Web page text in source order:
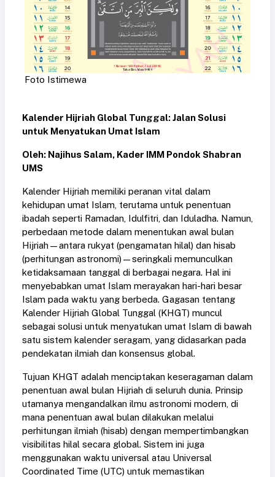
Foto Istimewa
Kalender Hijriah Global Tunggal: Jalan Solusi
untuk Menyatukan Umat Islam
Oleh: Najihus Salam, Kader IMM Pondok Shabran
UMS
Kalender Hijriah memiliki peranan vital dalam
kehidupan umat Islam, terutama untuk penentuan
ibadah seperti Ramadan, Idulfitri, dan Iduladha. Namun,
perbedaan metode dalam menentukan awal bulan
Hijriah—antara rukyat (pengamatan hilal) dan hisab
(perhitungan astronomi)—seringkali memunculkan
ketidaksamaan tanggal di berbagai negara. Hal ini
menyebabkan umat Islam merayakan hari-hari besar
Islam pada waktu yang berbeda. Gagasan tentang
Kalender Hijriah Global Tunggal (KHGT) muncul
sebagai solusi untuk menyatukan umat Islam di bawah
satu sistem kalender seragam, yang didasarkan pada
pendekatan ilmiah dan konsensus global.
Tujuan KHGT adalah menciptakan keseragaman dalam
penentuan awal bulan Hijriah di seluruh dunia. Prinsip
utamanya mengandalkan ilmu astronomi modern, di
mana penentuan awal bulan dilakukan melalui
perhitungan ilmiah (hisab) dengan mempertimbangkan
visibilitas hilal secara global. Sistem ini juga
menggunakan waktu universal atau Universal
Coordinated Time (UTC) untuk memastikan